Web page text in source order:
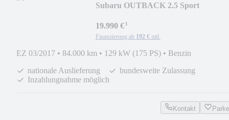
Subaru OUTBACK 2.5 Sport
19.990 €¹
Finanzierung ab 192 € mtl.
EZ 03/2017 • 84.000 km • 129 kW (175 PS) • Benzin
nationale Auslieferung
bundesweite Zulassung
Inzahlungnahme möglich
Kontakt